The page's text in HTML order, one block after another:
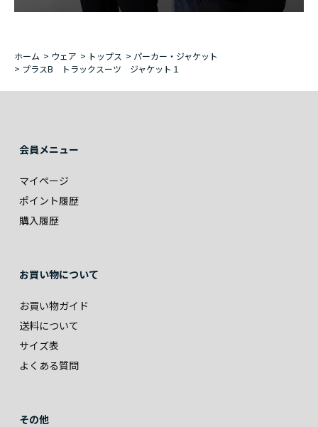
ホーム > ウェア > トップス > パーカー・ジャケット
> プラスB トラックスーツ ジャケット１
会員メニュー
マイページ
ポイント履歴
購入履歴
お買い物について
お買い物ガイド
送料について
サイズ表
よくある質問
その他